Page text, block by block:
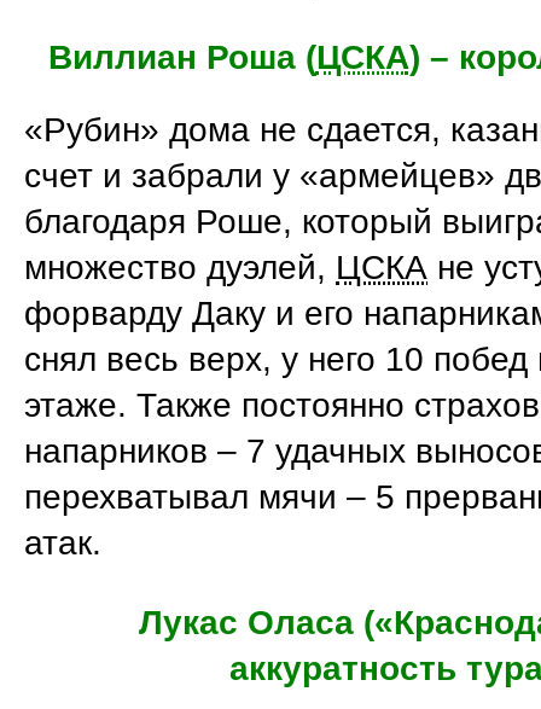
Виллиан Роша (ЦСКА) –
«Рубин» дома не сдается,
счет и забрали у «армейцев»
благодаря Роше, который
множество дуэлей, ЦСКА не
форварду Даку и его
снял весь верх, у него 10
этаже. Также постоянно
напарников – 7 удачных
перехватывал мячи – 5
атак.
Лукас Оласа
аккуратность